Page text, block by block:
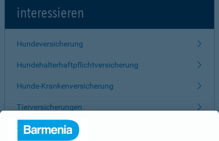
interessieren
Hundeversicherung
Hundehalterhaftpflichtversicherung
Hunde-Krankenversicherung
Tierversicherungen